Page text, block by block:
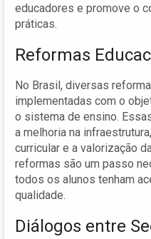
educadores e promove o
práticas.
Reformas
No Brasil, diversas
implementadas com o
o sistema de ensino.
a melhoria na
curricular e a valorização
reformas são um passo
todos os alunos tenham
qualidade.
Diálogos entre